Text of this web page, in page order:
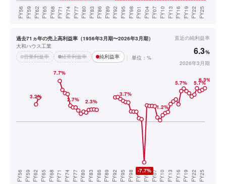
過去71ヵ年の売上高利益率（1956年3月期〜2026年3月期）
大和ハウス工業
営業利益率
経常利益率 純利益率 単位：%
直近の純利益率
6.3%
2026年3月期